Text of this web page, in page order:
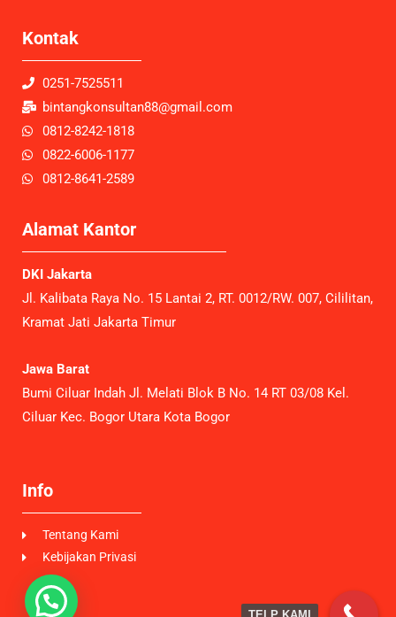
Kontak
0251-7525511
bintangkonsultan88@gmail.com
0812-8242-1818
0822-6006-1177
0812-8641-2589
Alamat Kantor
DKI Jakarta
Jl. Kalibata Raya No. 15 Lantai 2, RT. 0012/RW. 007, Cililitan,
Kramat Jati Jakarta Timur
Jawa Barat
Bumi Ciluar Indah Jl. Melati Blok B No. 14 RT 03/08 Kel.
Ciluar Kec. Bogor Utara Kota Bogor
Info
Tentang Kami
Kebijakan Privasi